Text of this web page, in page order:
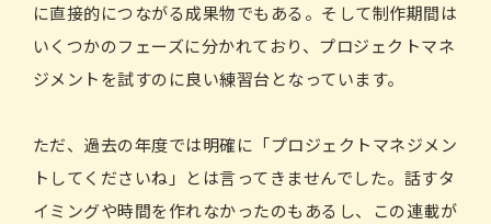
に直接的につながる成果物でもある。そして制作期間は
いくつかのフェーズに分かれており、プロジェクトマネ
ジメントを試すのに良い練習台となっています。
ただ、過去の年度では明確に「プロジェクトマネジメン
トしてくださいね」とは言ってきませんでした。話すタ
イミングや時間を作れなかったのもあるし、この連載が